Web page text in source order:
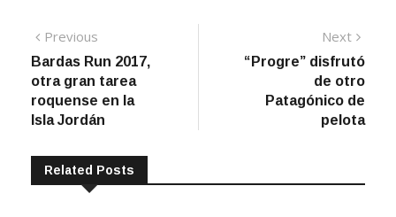
Navegación
de
entradas
Previous
post:
Bardas Run 2017,
otra gran tarea
roquense en la
Isla Jordán
Next
post:
“Progre” disfrutó
de otro
Patagónico de
pelota
Related Posts